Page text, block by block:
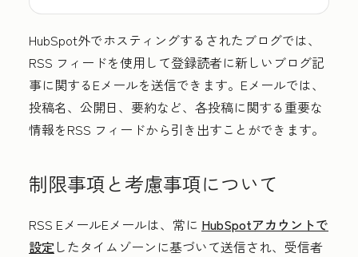
HubSpot外でホスティングするされたブログでは、
RSS フィードを使用して登録読者に新しいブログ記
事に関するEメールを送信できます。Eメールでは、
投稿名、公開日、要約など、各投稿に関する重要な
情報をRSS フィードから引き出すことができます。
制限事項と考慮事項について
RSS EメールEメールは、常に HubSpotアカウントで
設定したタイムゾーンに基づいて送信され、受信者